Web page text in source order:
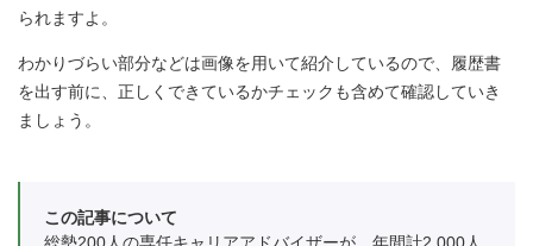
られますよ。
わかりづらい部分などは画像を用いて紹介しているので、履歴書
を出す前に、正しくできているかチェックも含めて確認していき
ましょう。
この記事について
総勢200人の専任キャリアアドバイザーが、年間計2,000人